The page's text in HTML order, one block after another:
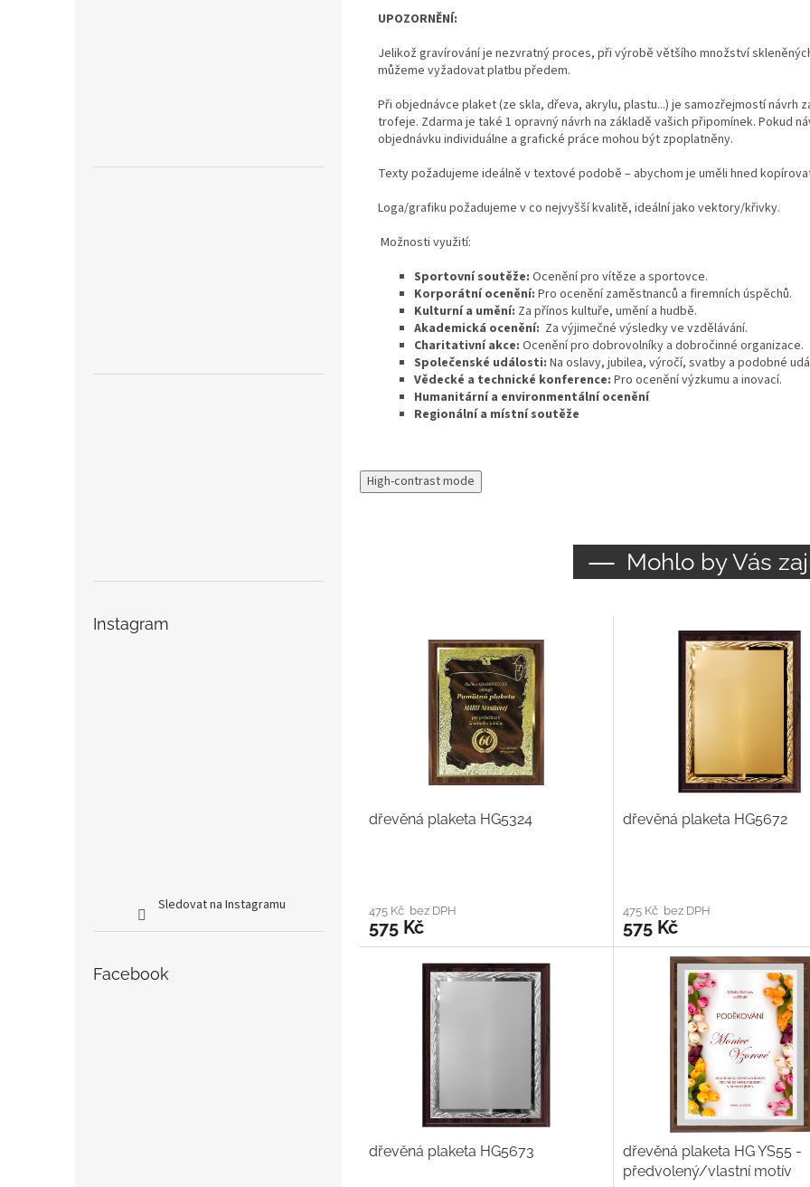
Instagram
Sledovat na Instagramu
Facebook
UPOZORNĚNÍ:
Jelikož gravírování je nezvratný proces, při výrobě většího množství
můžeme vyžadovat platbu předem.
Při objednávce plaket (ze skla, dřeva, akrylu, plastu...) je samozřejmostí návrh
trofeje. Zdarma je také 1 opravný návrh na základě vašich připomínek. Pokud
objednávku individuálne a grafické práce mohou být zpoplatněny.
Texty požadujeme ideálně v textové podobě – abychom je uměli hned
Loga/grafiku požadujeme v co nejvyšší kvalitě, ideální jako vektory/křivky.
Možnosti využití:
Sportovní soutěže: Ocenění pro vítěze a sportovce.
Korporátní ocenění: Pro ocenění zaměstnanců a firemních úspěchů.
Kulturní a umění: Za přínos kultuře, umění a hudbě.
Akademická ocenění: Za výjimečné výsledky ve vzdělávání.
Charitativní akce: Ocenění pro dobrovolníky a dobročinné organizace.
Společenské události: Na oslavy, jubilea, výročí, svatby a podobné
Vědecké a technické konference: Pro ocenění výzkumu a inovací.
Humanitární a environmentální ocenění
Regionální a místní soutěže
High-contrast mode
Mohlo by Vás
dřevěná plaketa HG5324
475 Kč bez DPH
575 Kč
dřevěná plaketa HG5672
475 Kč bez DPH
575 Kč
dřevěná plaketa HG5673
dřevěná plaketa HG YS55 -
předvolený/vlastní motív